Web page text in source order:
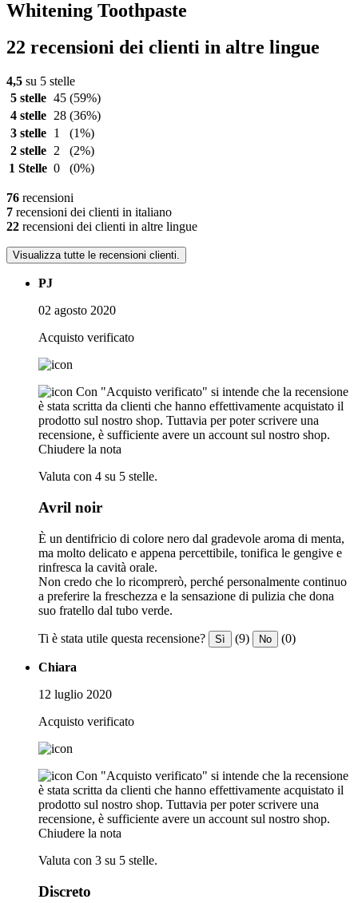
Whitening Toothpaste
22 recensioni dei clienti in altre lingue
4,5 su 5 stelle
5 stelle 45 (59%)
4 stelle
28 (36%)
3 stelle
1
(1%)
2 stelle
2
(2%)
1 Stelle 0 (0%)
76 recensioni
7 recensioni dei clienti in italiano
22 recensioni dei clienti in altre lingue
Visualizza tutte le recensioni clienti.
PJ
02 agosto 2020
Acquisto verificato
Con "Acquisto verificato" si intende che la recensione
è stata scritta da clienti che hanno effettivamente acquistato il
prodotto sul nostro shop. Tuttavia per poter scrivere una
recensione, è sufficiente avere un account sul nostro shop.
Chiudere la nota
Valuta con 4 su 5 stelle.
Avril noir
È un dentifricio di colore nero dal gradevole aroma di menta,
ma molto delicato e appena percettibile, tonifica le gengive e
rinfresca la cavità orale.
Non credo che lo ricomprerò, perché personalmente continuo
a preferire la freschezza e la sensazione di pulizia che dona
suo fratello dal tubo verde.
Ti è stata utile questa recensione? Sì (9) No (0)
Chiara
12 luglio 2020
Acquisto verificato
Con "Acquisto verificato" si intende che la recensione
è stata scritta da clienti che hanno effettivamente acquistato il
prodotto sul nostro shop. Tuttavia per poter scrivere una
recensione, è sufficiente avere un account sul nostro shop.
Chiudere la nota
Valuta con 3 su 5 stelle.
Discreto